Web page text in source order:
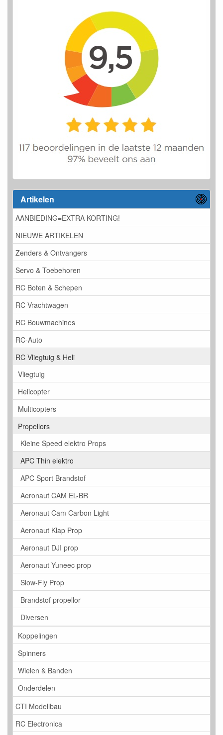
Artikelen
AANBIEDING=EXTRA KORTING!
NIEUWE ARTIKELEN
Zenders & Ontvangers
Servo & Toebehoren
RC Boten & Schepen
RC Vrachtwagen
RC Bouwmachines
RC-Auto
RC Vliegtuig & Heli
Vliegtuig
Helicopter
Multicopters
Propellors
Kleine Speed elektro Props
APC Thin elektro
APC Sport Brandstof
Aeronaut CAM EL-BR
Aeronaut Cam Carbon Light
Aeronaut Klap Prop
Aeronaut DJI prop
Aeronaut Yuneec prop
Slow-Fly Prop
Brandstof propellor
Diversen
Koppelingen
Spinners
Wielen & Banden
Onderdelen
CTI Modellbau
RC Electronica